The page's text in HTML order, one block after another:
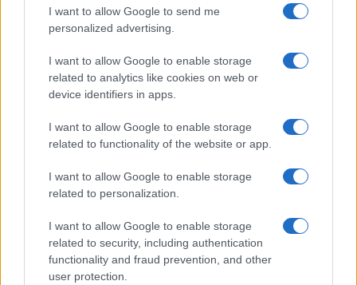
I want to allow Google to send me
personalized advertising.
I want to allow Google to enable storage
related to analytics like cookies on web or
device identifiers in apps.
I want to allow Google to enable storage
related to functionality of the website or app.
I want to allow Google to enable storage
related to personalization.
I want to allow Google to enable storage
related to security, including authentication
functionality and fraud prevention, and other
user protection.
Sigue leyendo
RECETAS